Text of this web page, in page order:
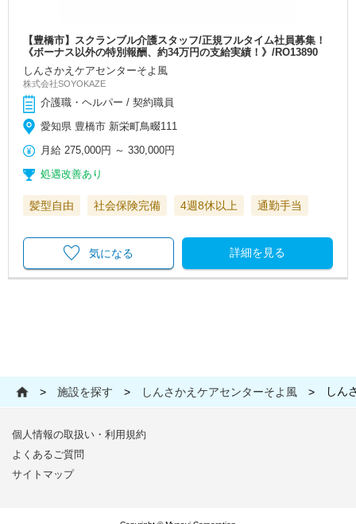
【豊橋市】スクランブル介護スタッフ/正規フルタイム社員募集！
《ボーナス以外の特別報酬、約34万円の支給実績！》/RO13890
しんさかえケアセンターそよ風
株式会社SOYOKAZE
介護職・ヘルパー / 契約職員
愛知県 豊橋市 新栄町鳥畷111
月給 275,000円 ～330,000円
処遇改善あり
髪型自由 社会保険完備 4週8休以上 通勤手当
詳細を見る
気になる
> 施設を探す > しんさかえケアセンターそよ風 > しん
個人情報の取扱い・利用規約
よくあるご質問
サイトマップ